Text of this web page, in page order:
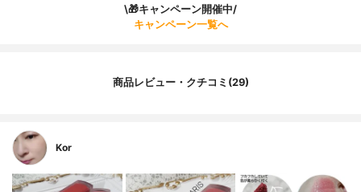
\🎁キャンペーン開催中/
キャンペーン一覧へ
商品レビュー・クチコミ(29)
Kor